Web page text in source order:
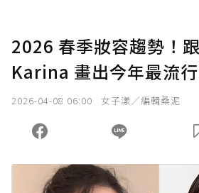
2026 春季妝容趨勢！
Karina 畫出今年最流
2026-04-08 06:00 女子漾／編輯桑泥